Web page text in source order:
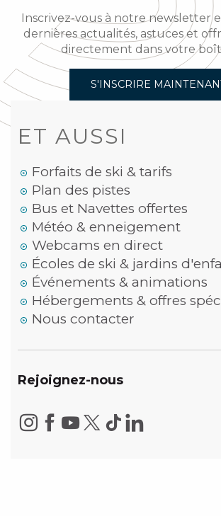
Inscrivez-vous à notre newsletter
dernières actualités, astuces et
directement dans votre
S'INSCRIRE
ET AUSSI
Forfaits de ski & tarifs
Plan des pistes
Bus et Navettes offertes
Météo & enneigement
Webcams en direct
Écoles de ski & jardins
Événements & animations
Hébergements & offres
Nous contacter
Rejoignez-nous